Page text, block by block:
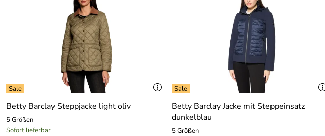
Glitzermotiv
rot oder stone
Damen
Canyon Women Sports
Betty Barclay Steppjacke light oliv
5 Größen
Sofort lieferbar
Betty Barclay Jacke mit Steppeinsatz
dunkelblau
5 Größen